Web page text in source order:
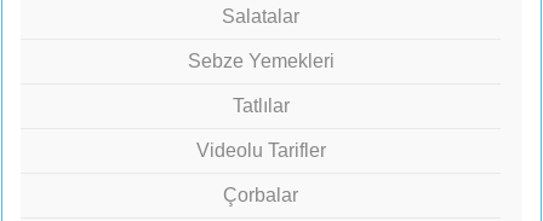
Salatalar
Sebze Yemekleri
Tatlılar
Videolu Tarifler
Çorbalar